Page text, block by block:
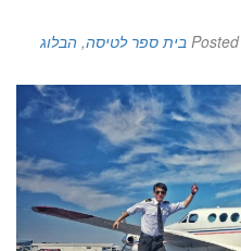
Posted בית ספר לטיסה, הבלוג